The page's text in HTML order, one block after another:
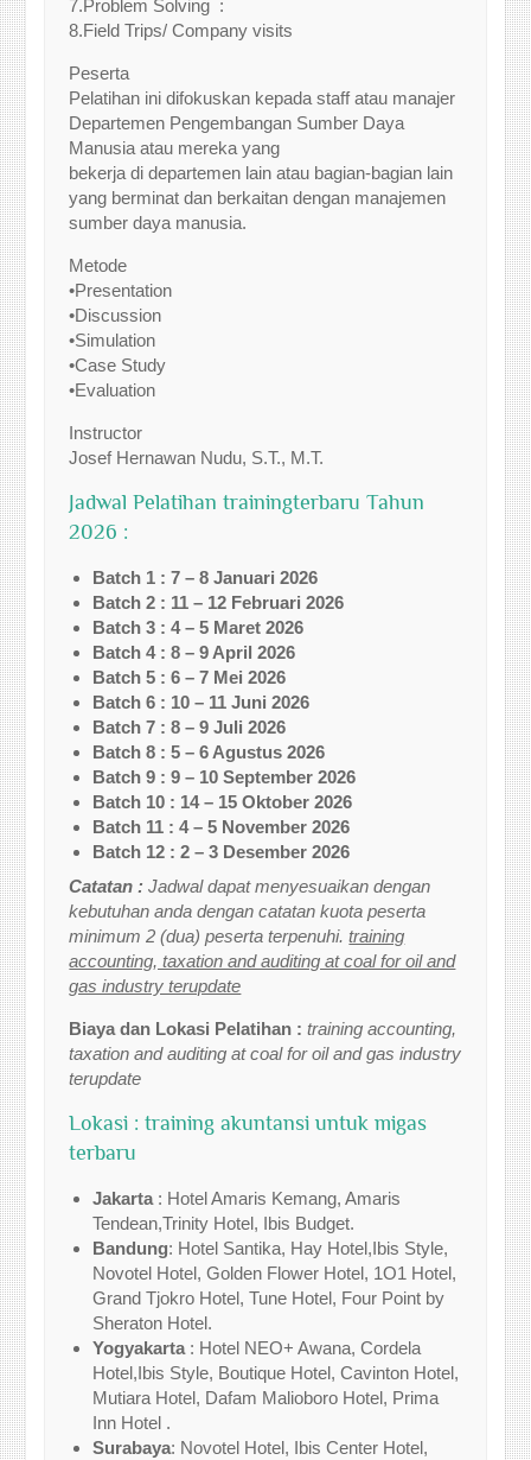
7.Problem Solving :
8.Field Trips/ Company visits
Peserta
Pelatihan ini difokuskan kepada staff atau manajer
Departemen Pengembangan Sumber Daya
Manusia atau mereka yang
bekerja di departemen lain atau bagian-bagian lain
yang berminat dan berkaitan dengan manajemen
sumber daya manusia.
Metode
•Presentation
•Discussion
•Simulation
•Case Study
•Evaluation
Instructor
Josef Hernawan Nudu, S.T., M.T.
Jadwal Pelatihan trainingterbaru Tahun
2026 :
Batch 1 : 7 – 8 Januari 2026
Batch 2 : 11 – 12 Februari 2026
Batch 3 : 4 – 5 Maret 2026
Batch 4 : 8 – 9 April 2026
Batch 5 : 6 – 7 Mei 2026
Batch 6 : 10 – 11 Juni 2026
Batch 7 : 8 – 9 Juli 2026
Batch 8 : 5 – 6 Agustus 2026
Batch 9 : 9 – 10 September 2026
Batch 10 : 14 – 15 Oktober 2026
Batch 11 : 4 – 5 November 2026
Batch 12 : 2 – 3 Desember 2026
Catatan :Jadwal dapat menyesuaikan dengan
kebutuhan anda dengan catatan kuota peserta
minimum 2 (dua) peserta terpenuhi.training
accounting, taxation and auditing at coal for oil and
gas industry terupdate
Biaya dan Lokasi Pelatihan :training accounting,
taxation and auditing at coal for oil and gas industry
terupdate
Lokasi : training akuntansi untuk migas
terbaru
Jakarta : Hotel Amaris Kemang, Amaris
Tendean,Trinity Hotel, Ibis Budget.
Bandung: Hotel Santika, Hay Hotel,Ibis Style,
Novotel Hotel, Golden Flower Hotel, 1O1 Hotel,
Grand Tjokro Hotel, Tune Hotel, Four Point by
Sheraton Hotel.
Yogyakarta : Hotel NEO+ Awana, Cordela
Hotel,Ibis Style, Boutique Hotel, Cavinton Hotel,
Mutiara Hotel, Dafam Malioboro Hotel, Prima
Inn Hotel .
Surabaya: Novotel Hotel, Ibis Center Hotel,